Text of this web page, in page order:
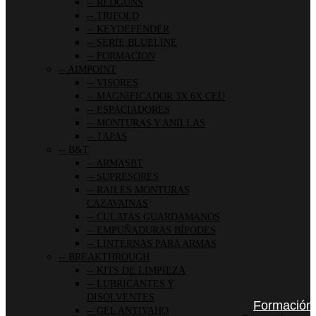
REDGUNS
TRIFOLD
KEYDEFENDER
SERIE BLUELINE
FORMACION
AIMPOINT
VISORES
MAGNIFICADOR 3X 6X CEU
ESPACIADORES
MONTURAS Y ANILLAS
TAPAS
B&T
ARMASBT
SUPRESORES
RAILES MONTURAS
CAZAVAINAS
CULATAS GUARDAMANOS
EMPUÑADURAS BÍPODES
LINTERNAS PARA ARMAS
BREAKTHROUGH
KITS DE LIMPIEZA
LUBRICANTES Y
DISOLVENTES
GEL ANTIVAHO
Formación